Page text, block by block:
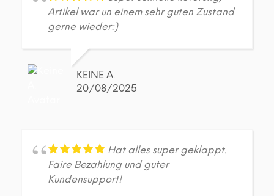
gewählt
Artikel war un einem sehr guten Zustand
gerne wieder:)
KEINE A.
20/08/2025
Hat alles super geklappt.
Faire Bezahlung und guter
Kundensupport!